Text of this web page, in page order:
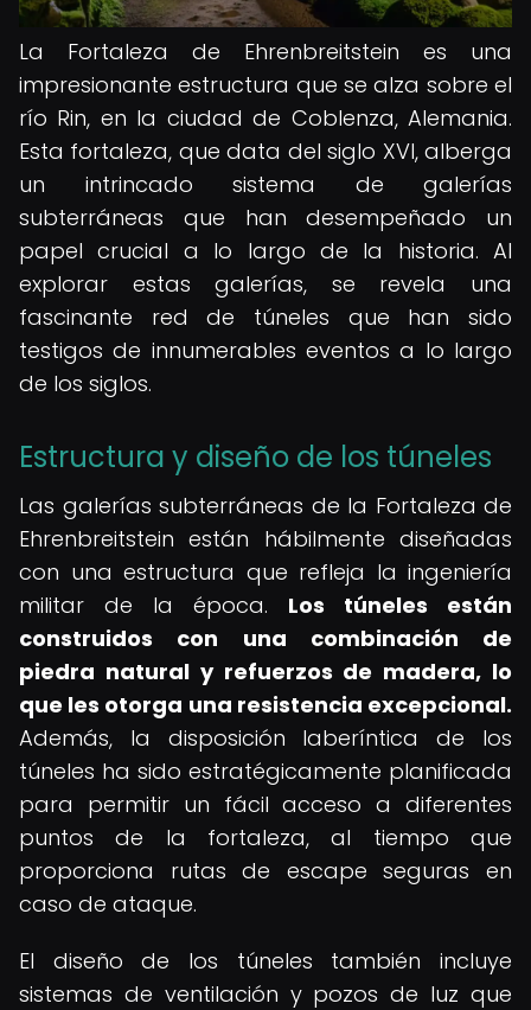
La Fortaleza de Ehrenbreitstein es una
impresionante estructura que se alza sobre el
río Rin, en la ciudad de Coblenza, Alemania.
Esta fortaleza, que data del siglo XVI, alberga
un intrincado sistema de galerías
subterráneas que han desempeñado un
papel crucial a lo largo de la historia. Al
explorar estas galerías, se revela una
fascinante red de túneles que han sido
testigos de innumerables eventos a lo largo
de los siglos.
Estructura y diseño de los túneles
Las galerías subterráneas de la Fortaleza de
Ehrenbreitstein están hábilmente diseñadas
con una estructura que refleja la ingeniería
militar de la época. Los túneles están
construidos con una combinación de
piedra natural y refuerzos de madera, lo
que les otorga una resistencia excepcional.
Además, la disposición laberíntica de los
túneles ha sido estratégicamente planificada
para permitir un fácil acceso a diferentes
puntos de la fortaleza, al tiempo que
proporciona rutas de escape seguras en
caso de ataque.
El diseño de los túneles también incluye
sistemas de ventilación y pozos de luz que